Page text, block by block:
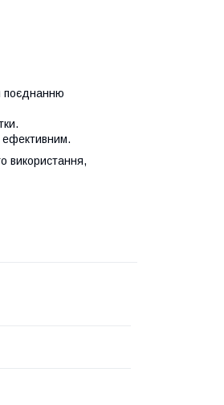
поєднанню
ефективним.
використання,